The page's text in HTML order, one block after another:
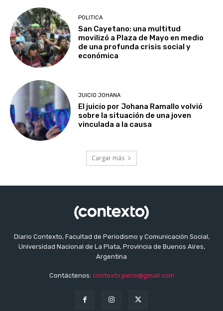
POLITICA
San Cayetano: una multitud
movilizó a Plaza de Mayo en medio
de una profunda crisis social y
económica
JUICIO JOHANA
El juicio por Johana Ramallo volvió
sobre la situación de una joven
vinculada a la causa
Cargar más
Diario Contexto, Facultad de Periodismo y Comunicación Social,
Universidad Nacional de La Plata, Provincia de Buenos Aires,
Argentina
Contáctenos: contexto.perio@gmail.com